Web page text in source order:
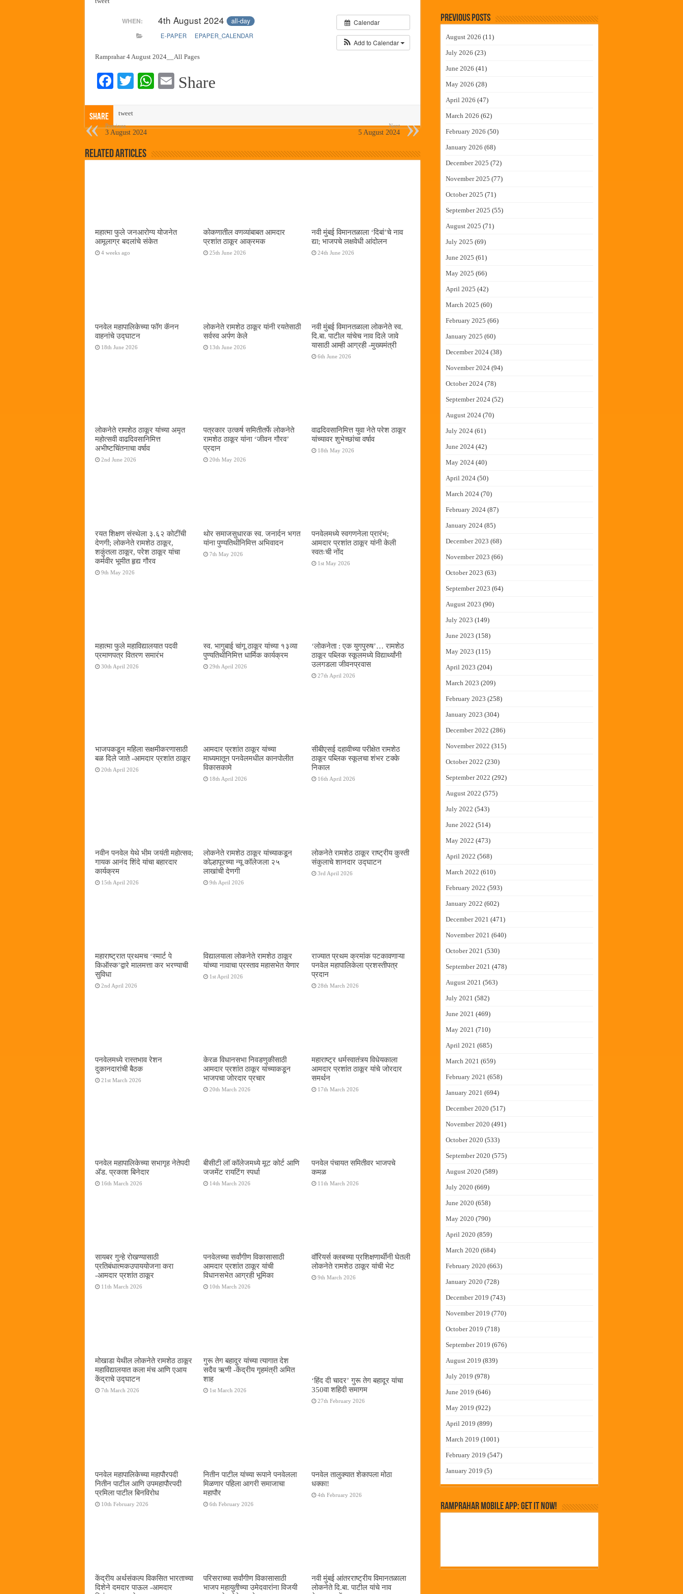
छत्रपती शिवाजी महाराज महाराजस्व समाधान शिबिरास पनवेलमध्ये उत्स्फूर्त प्रतिसाद
बाल्मर लॉरी आणि शेल इंडियातील कंत्राटी कामगारांना भरघोस पगारवाढ
कॉमनवेल्थ टेबल टेनिस स्पर्धेत सीकेटीच्या स्वस्तिका घोषची सुवर्णझेप
Calendar
Add to Calendar
WHEN: 4th August 2024 all-day
E-PAPER EPAPER_CALENDAR
Ramprahar 4 August 2024__All Pages
Fa
bo
ok
T
r
W
A
E
Share
Share tweet
Previous
3 August 2024
Next
5 August 2024
Related Articles
महात्मा फुले जनआरोग्य योजनेत
आमूलाग्र बदलांचे संकेत
4 weeks ago
कोकणातील वणव्यांबाबत आमदार
प्रशांत ठाकूर आक्रमक
25th June 2026
नवी मुंबई विमानतळाला ‌‘दिबां‌’चे नाव
द्या; भाजपचे लक्षवेधी आंदोलन
24th June 2026
पनवेल महापालिकेच्या फॉग कॅनन
वाहनांचे उद्घाटन
18th June 2026
लोकनेते रामशेठ ठाकूर यांनी रयतेसाठी
सर्वस्व अर्पण केले
13th June 2026
नवी मुंबई विमानतळाला लोकनेते स्व.
दि.बा. पाटील यांचेच नाव दिले जावे
यासाठी आम्ही आग्रही -मुख्यमंत्री
6th June 2026
लोकनेते रामशेठ ठाकूर यांच्या अमृत
महोत्सवी वाढदिवसानिमित्त
अभीष्टचिंतनाचा वर्षाव
2nd June 2026
पत्रकार उत्कर्ष समितीतर्फे लोकनेते
रामशेठ ठाकूर यांना ‌‘जीवन गौरव‌’
प्रदान
20th May 2026
वाढदिवसानिमित्त युवा नेते परेश ठाकूर
यांच्यावर शुभेच्छांचा वर्षाव
18th May 2026
रयत शिक्षण संस्थेला ३.६२ कोटींची
देणगी; लोकनेते रामशेठ ठाकूर,
शकुंतला ठाकूर, परेश ठाकूर यांचा
कर्मवीर भूमीत हृद्य गौरव
9th May 2026
थोर समाजसुधारक स्व. जनार्दन भगत
यांना पुण्यतिथीनिमित्त अभिवादन
7th May 2026
पनवेलमध्ये स्वगणनेला प्रारंभ;
आमदार प्रशांत ठाकूर यांनी केली
स्वतःची नोंद
1st May 2026
महात्मा फुले महाविद्यालयात पदवी
प्रमाणपत्र वितरण समारंभ
30th April 2026
स्व. भागुबाई चांगू ठाकूर यांच्या १३व्या
पुण्यतिथीनिमित्त धार्मिक कार्यक्रम
29th April 2026
‌‘लोकनेता : एक युगपुरुष‌’… रामशेठ
ठाकूर पब्लिक स्कूलमध्ये विद्यार्थ्यांनी
उलगडला जीवनप्रवास
27th April 2026
भाजपकडून महिला सक्षमीकरणासाठी
बळ दिले जाते -आमदार प्रशांत ठाकूर
20th April 2026
आमदार प्रशांत ठाकूर यांच्या
माध्यमातून पनवेलमधील कानपोलीत
विकासकामे
18th April 2026
सीबीएसई दहावीच्या परीक्षेत रामशेठ
ठाकूर पब्लिक स्कूलचा शंभर टक्के
निकाल
16th April 2026
नवीन पनवेल येथे भीम जयंती महोत्सव;
गायक आनंद शिंदे यांचा बहारदार
कार्यक्रम
15th April 2026
लोकनेते रामशेठ ठाकूर यांच्याकडून
कोल्हापूरच्या न्यू कॉलेजला २५
लाखांची देणगी
9th April 2026
लोकनेते रामशेठ ठाकूर राष्ट्रीय कुस्ती
संकुलाचे शानदार उद्घाटन
3rd April 2026
महाराष्ट्रात प्रथमच ‌‘स्मार्ट पे
किऑस्क‌’द्वारे मालमत्ता कर भरण्याची
सुविधा
2nd April 2026
विद्यालयाला लोकनेते रामशेठ ठाकूर
यांच्या नावाचा प्रस्ताव महासभेत येणार
1st April 2026
राज्यात प्रथम क्रमांक पटकावणाऱ्या
पनवेल महापालिकेला प्रशस्तीपत्र
प्रदान
28th March 2026
पनवेलमध्ये रास्तभाव रेशन
दुकानदारांची बैठक
21st March 2026
केरळ विधानसभा निवडणुकीसाठी
आमदार प्रशांत ठाकूर यांच्याकडून
भाजपचा जोरदार प्रचार
20th March 2026
महाराष्ट्र धर्मस्वातंत्र्य विधेयकाला
आमदार प्रशांत ठाकूर यांचे जोरदार
समर्थन
17th March 2026
पनवेल महापालिकेच्या सभागृह नेतेपदी
अ‍ॅड. प्रकाश बिनेदार
16th March 2026
बीसीटी लॉ कॉलेजमध्ये मूट कोर्ट आणि
जजमेंट रायटिंग स्पर्धा
14th March 2026
पनवेल पंचायत समितीवर भाजपचे
कमळ
11th March 2026
सायबर गुन्हे रोखण्यासाठी
प्रतिबंधात्मकउपाययोजना करा
-आमदार प्रशांत ठाकूर
11th March 2026
पनवेलच्या सर्वांगीण विकासासाठी
आमदार प्रशांत ठाकूर यांची
विधानसभेत आग्रही भूमिका
10th March 2026
वॉरियर्स क्लबच्या प्रशिक्षणार्थींनी घेतली
लोकनेते रामशेठ ठाकूर यांची भेट
9th March 2026
मोखाडा येथील लोकनेते रामशेठ ठाकूर
महाविद्यालयात कला मंच आणि एआय
केंद्राचे उद्घाटन
7th March 2026
गुरू तेग बहादुर यांच्या त्यागात देश
सदैव ऋणी -केंद्रीय गृहमंत्री अमित
शाह
1st March 2026
‘हिंद दी चादर’ गुरू तेग बहादूर यांचा
350वा शहिदी समागम
27th February 2026
पनवेल महापालिकेच्या महापौरपदी
नितीन पाटील आणि उपमहापौरपदी
प्रमिला पाटील बिनविरोध
10th February 2026
नितीन पाटील यांच्या रूपाने पनवेलला
मिळणार पहिला आगरी समाजाचा
महापौर
6th February 2026
पनवेल तालुक्यात शेकापला मोठा
धक्का!
4th February 2026
केंद्रीय अर्थसंकल्प विकसित भारताच्या
दिशेने दमदार पाऊल -आमदार
परिसराच्या सर्वांगीण विकासासाठी
भाजप महायुतीच्या उमेदवारांना विजयी
नवी मुंबई आंतरराष्ट्रीय विमानतळाला
लोकनेते दि.बा. पाटील यांचे नाव
Previous Posts
August 2026 (11)
July 2026 (23)
June 2026 (41)
May 2026 (28)
April 2026 (47)
March 2026 (62)
February 2026 (50)
January 2026 (68)
December 2025 (72)
November 2025 (77)
October 2025 (71)
September 2025 (55)
August 2025 (71)
July 2025 (69)
June 2025 (61)
May 2025 (66)
April 2025 (42)
March 2025 (60)
February 2025 (66)
January 2025 (60)
December 2024 (38)
November 2024 (94)
October 2024 (78)
September 2024 (52)
August 2024 (70)
July 2024 (61)
June 2024 (42)
May 2024 (40)
April 2024 (50)
March 2024 (70)
February 2024 (87)
January 2024 (85)
December 2023 (68)
November 2023 (66)
October 2023 (63)
September 2023 (64)
August 2023 (90)
July 2023 (149)
June 2023 (158)
May 2023 (115)
April 2023 (204)
March 2023 (209)
February 2023 (258)
January 2023 (304)
December 2022 (286)
November 2022 (315)
October 2022 (230)
September 2022 (292)
August 2022 (575)
July 2022 (543)
June 2022 (514)
May 2022 (473)
April 2022 (568)
March 2022 (610)
February 2022 (593)
January 2022 (602)
December 2021 (471)
November 2021 (640)
October 2021 (530)
September 2021 (478)
August 2021 (563)
July 2021 (582)
June 2021 (469)
May 2021 (710)
April 2021 (685)
March 2021 (659)
February 2021 (658)
January 2021 (694)
December 2020 (517)
November 2020 (491)
October 2020 (533)
September 2020 (575)
August 2020 (589)
July 2020 (669)
June 2020 (658)
May 2020 (790)
April 2020 (859)
March 2020 (684)
February 2020 (663)
January 2020 (728)
December 2019 (743)
November 2019 (770)
October 2019 (718)
September 2019 (676)
August 2019 (839)
July 2019 (978)
June 2019 (646)
May 2019 (922)
April 2019 (899)
March 2019 (1001)
February 2019 (547)
January 2019 (5)
RamPrahar Mobile App: Get it Now!